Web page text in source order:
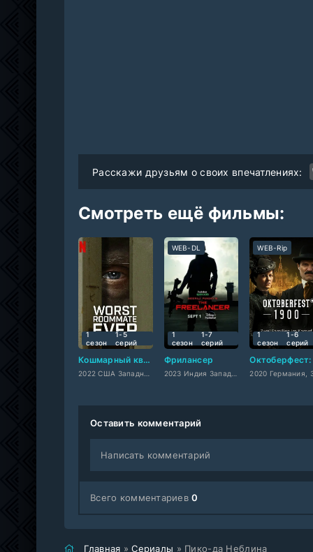
Расскажи друзьям о своих впечатлениях:
Смотреть ещё фильмы:
Кошмарный квартирант
1
сезон
1-5
cерий
Фрилансер
WEB-DL
1
сезон
1-7
cерий
WEB-Rip
1
сезон
1-6
cерий
Оставить комментарий
Написать комментарий
Всего комментариев0
Главная »Сериалы » Пико-да Неблина